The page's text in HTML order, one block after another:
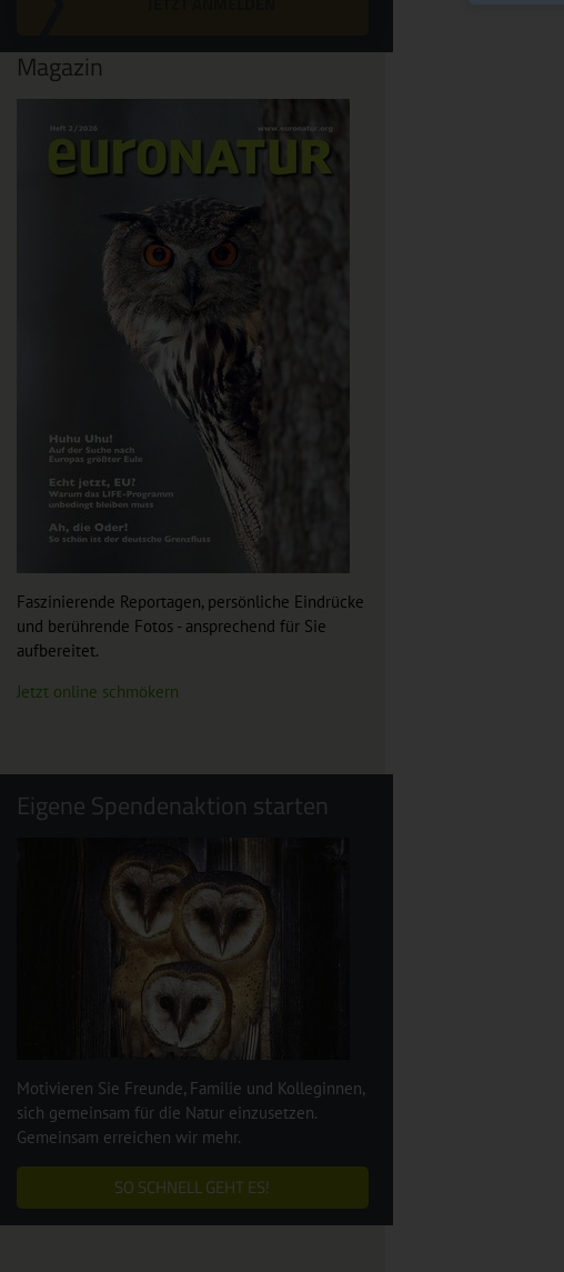
Magazin
Faszinierende Reportagen, persönliche Eindrücke
und berührende Fotos - ansprechend für Sie
aufbereitet.
Jetzt online schmökern
Eigene Spendenaktion starten
Motivieren Sie Freunde, Familie und Kolleginnen,
sich gemeinsam für die Natur einzusetzen.
Gemeinsam erreichen wir mehr.
SO SCHNELL GEHT ES!